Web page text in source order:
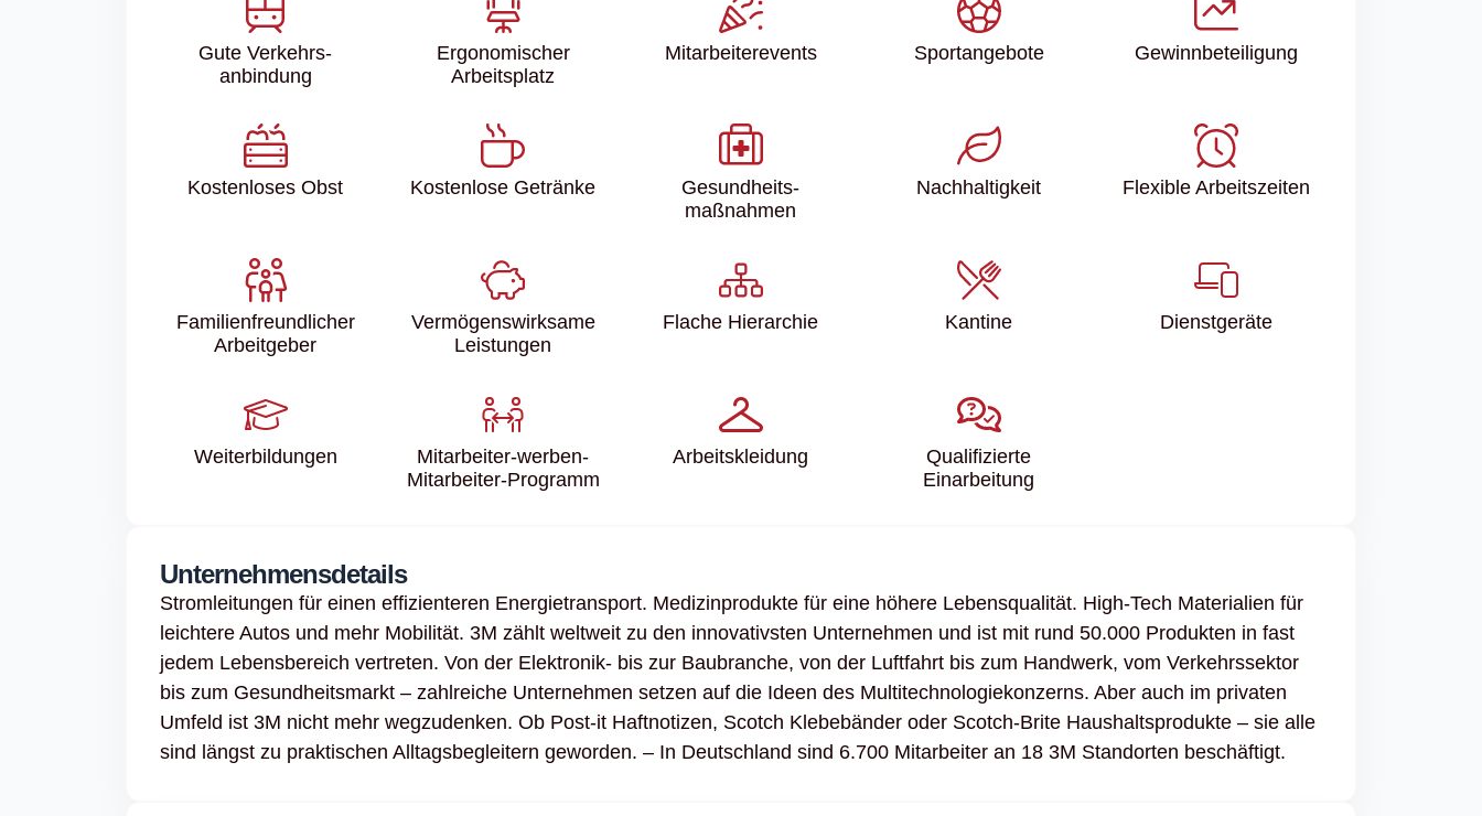
Gute Verkehrs­
anbindung
Ergonomischer
Arbeitsplatz
Mitarbeiter­events Sport­angebote Gewinn­beteiligung
Kostenloses Obst Kostenlose Getränke
Gesundheits­
maßnahmen
Nachhaltigkeit Flexible Arbeitszeiten
Familien­freundlicher
Arbeitgeber
Vermögenswirksame
Leistungen
Flache Hierarchie Kantine Dienstgeräte
Weiter­bildungen
Mitarbeiter-werben-
Mitarbeiter-Programm
Arbeits­kleidung
Qualifizierte
Einarbeitung
Unternehmensdetails
Stromleitungen für einen effizienteren Energietransport. Medizinprodukte für eine höhere Lebensqualität. High-Tech Materialien für
leichtere Autos und mehr Mobilität. 3M zählt weltweit zu den innovativsten Unternehmen und ist mit rund 50.000 Produkten in fast
jedem Lebensbereich vertreten. Von der Elektronik- bis zur Baubranche, von der Luftfahrt bis zum Handwerk, vom Verkehrssektor
bis zum Gesundheitsmarkt – zahlreiche Unternehmen setzen auf die Ideen des Multitechnologiekonzerns. Aber auch im privaten
Umfeld ist 3M nicht mehr wegzudenken. Ob Post-it Haftnotizen, Scotch Klebebänder oder Scotch-Brite Haushaltsprodukte – sie alle
sind längst zu praktischen Alltagsbegleitern geworden. – In Deutschland sind 6.700 Mitarbeiter an 18 3M Standorten beschäftigt.